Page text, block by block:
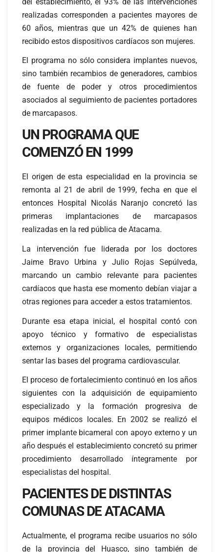
realizadas corresponden a pacientes mayores de
60 años, mientras que un 42% de quienes han
recibido estos dispositivos cardíacos son mujeres.
El programa no sólo considera implantes nuevos,
sino también recambios de generadores, cambios
de fuente de poder y otros procedimientos
asociados al seguimiento de pacientes portadores
de marcapasos.
UN PROGRAMA QUE
COMENZÓ EN 1999
El origen de esta especialidad en la provincia se
remonta al 21 de abril de 1999, fecha en que el
entonces Hospital Nicolás Naranjo concretó las
primeras implantaciones de marcapasos
realizadas en la red pública de Atacama.
La intervención fue liderada por los doctores
Jaime Bravo Urbina y Julio Rojas Sepúlveda,
marcando un cambio relevante para pacientes
cardíacos que hasta ese momento debían viajar a
otras regiones para acceder a estos tratamientos.
Durante esa etapa inicial, el hospital contó con
apoyo técnico y formativo de especialistas
externos y organizaciones locales, permitiendo
sentar las bases del programa cardiovascular.
El proceso de fortalecimiento continuó en los años
siguientes con la adquisición de equipamiento
especializado y la formación progresiva de
equipos médicos locales. En 2002 se realizó el
primer implante bicameral con apoyo externo y un
año después el establecimiento concretó su primer
procedimiento desarrollado íntegramente por
especialistas del hospital.
PACIENTES DE DISTINTAS
COMUNAS DE ATACAMA
Actualmente, el programa recibe usuarios no sólo
de la provincia del Huasco, sino también de